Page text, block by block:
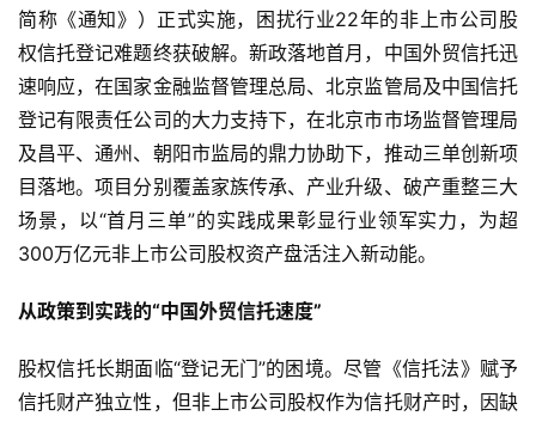
简称《通知》）正式实施，困扰行业22年的非上市公司股
权信托登记难题终获破解。新政落地首月，中国外贸信托迅
速响应，在国家金融监督管理总局、北京监管局及中国信托
登记有限责任公司的大力支持下，在北京市市场监督管理局
及昌平、通州、朝阳市监局的鼎力协助下，推动三单创新项
目落地。项目分别覆盖家族传承、产业升级、破产重整三大
场景，以“首月三单”的实践成果彰显行业领军实力，为超
300万亿元非上市公司股权资产盘活注入新动能。
从政策到实践的“中国外贸信托速度”
股权信托长期面临“登记无门”的困境。尽管《信托法》赋予
信托财产独立性，但非上市公司股权作为信托财产时，因缺